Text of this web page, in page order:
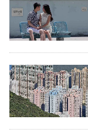
科
技
職
場
生